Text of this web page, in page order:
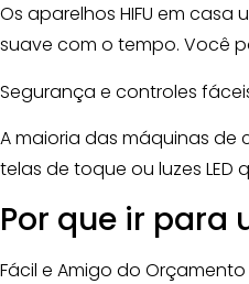
Os aparelhos HIFU em
suave com o tempo. Você
Segurança e controles
A maioria das máquinas
telas de toque ou luzes LED
Por que ir para
Fácil e Amigo do Orçamento